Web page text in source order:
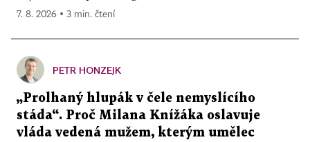
7. 8. 2026 ▪ 3 min. čtení
PETR HONZEJK
„Prolhaný hlupák v čele nemyslícího
stáda“. Proč Milana Knížáka oslavuje
vláda vedená mužem, kterým umělec